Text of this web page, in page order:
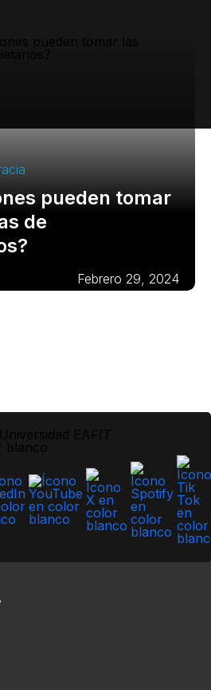
pueden tomar
de
Febrero 29, 2024